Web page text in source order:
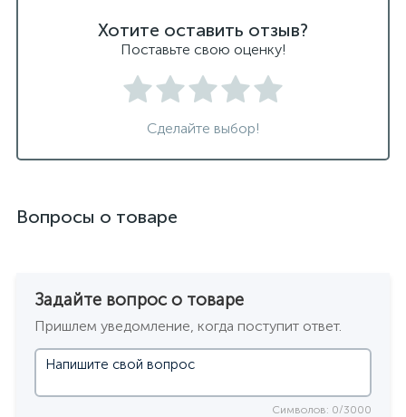
Хотите оставить отзыв?
Поставьте свою оценку!
Сделайте выбор!
Вопросы о товаре
Задайте вопрос о товаре
Пришлем уведомление, когда поступит ответ.
Символов: 0/3000